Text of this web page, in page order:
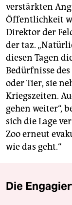
verstärkten
Öffentlichkeit
Direktor der
der taz.
diesen Tagen
Bedürfnisse
oder Tier, sie
Kriegszeiten.
gehen weiter“,
sich die Lage
Zoo erneut
wie das geht.“
Die